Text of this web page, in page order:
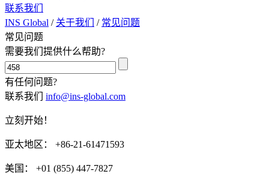
联系我们
INS Global / 关于我们 / 常见问题
常见问题
需要我们提供什么帮助?
有任何问题?
联系我们 info@ins-global.com
立刻开始！
亚太地区： +86-21-61471593
美国： +01 (855) 447-7827